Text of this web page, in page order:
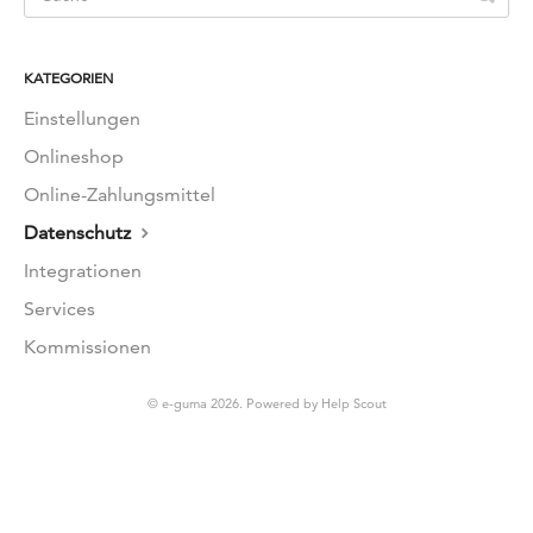
KATEGORIEN
Einstellungen
Onlineshop
Online-Zahlungsmittel
Datenschutz
Integrationen
Services
Kommissionen
© e-guma 2026. Powered by Help Scout